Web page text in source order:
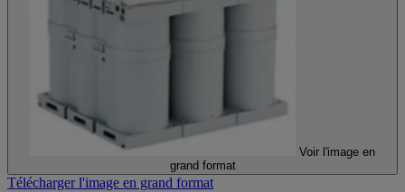
Voir l'image en
grand format
Télécharger l'image en grand format